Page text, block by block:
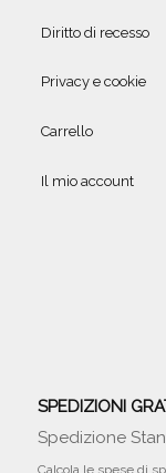
Diritto di recesso
Privacy e cookie
Carrello
Il mio account
SPEDIZIONI
Spedizione
Calcola le spese di